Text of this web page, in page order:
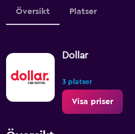
Översikt Platser
Dollar
3 platser
Visa priser